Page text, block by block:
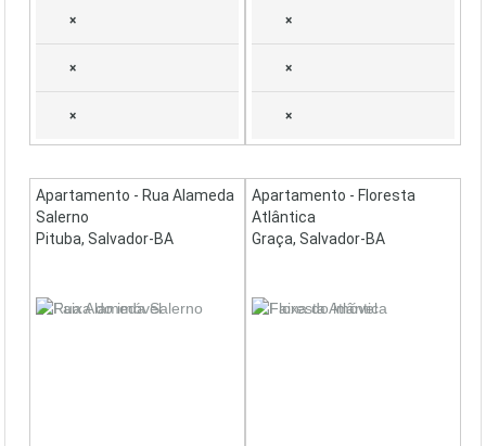
×
×
×
×
×
×
Apartamento - Rua Alameda
Salerno
Pituba, Salvador-BA
Apartamento - Floresta
Atlântica
Graça, Salvador-BA